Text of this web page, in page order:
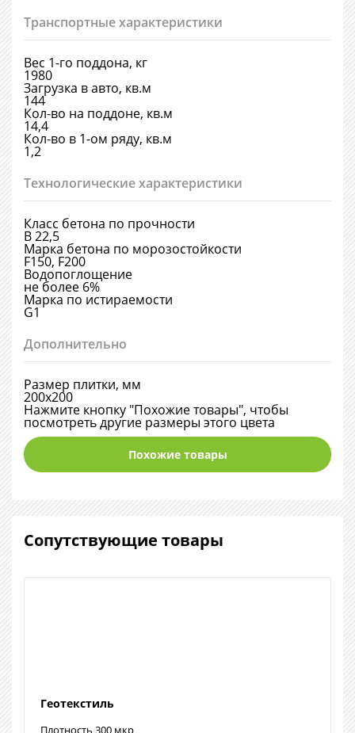
Транспортные характеристики
Вес 1-го поддона, кг
1980
Загрузка в авто, кв.м
144
Кол-во на поддоне, кв.м
14,4
Кол-во в 1-ом ряду, кв.м
1,2
Технологические характеристики
Класс бетона по прочности
В 22,5
Марка бетона по морозостойкости
F150, F200
Водопоглощение
не более 6%
Марка по истираемости
G1
Дополнительно
Размер плитки, мм
200х200
Нажмите кнопку "Похожие товары", чтобы
посмотреть другие размеры этого цвета
Похожие товары
Сопутствующие товары
Геотекстиль
Плотность 300 мкр